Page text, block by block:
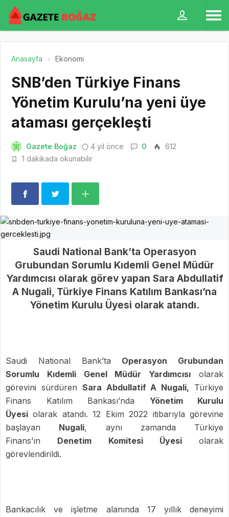
Anasayfa Ekonomi
SNB’den Türkiye Finans
Yönetim Kurulu’na yeni üye
ataması gerçekleşti
Gazete Boğaz 4 yıl önce 0
612
1 dakikada okunabilir
Saudi National Bank’ta Operasyon
Grubundan Sorumlu Kıdemli Genel Müdür
Yardımcısı olarak görev yapan Sara Abdullatif
A Nugali, Türkiye Finans Katılım Bankası’na
Yönetim Kurulu Üyesi olarak atandı.
Saudi National Bank’ta Operasyon Grubundan
Sorumlu Kıdemli Genel Müdür Yardımcısı olarak
görevini sürdüren Sara Abdullatif A Nugali, Türkiye
Finans Katılım Bankası’nda Yönetim Kurulu
Üyesi olarak atandı. 12 Ekim 2022 itibarıyla görevine
başlayan Nugali, aynı zamanda Türkiye
Finans’ın Denetim Komitesi Üyesiolarak
görevlendirildi.
Bankacılık ve işletme alanında 17 yıllık deneyimi